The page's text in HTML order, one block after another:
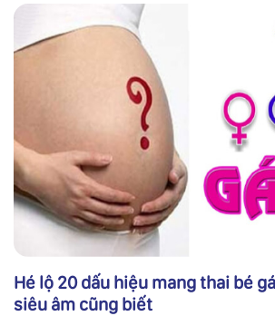
giải đáp cho những băn khoăn này, bạn
điều thú vị ở dưới đây mà Fagomom đã
Hé lộ 20 dấu hiệu mang thai bé
siêu âm cũng biết